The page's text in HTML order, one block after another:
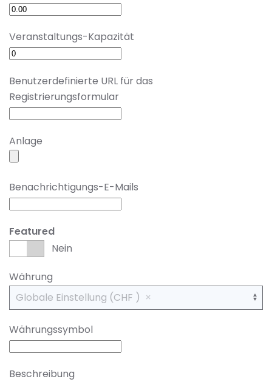
Veranstaltungs-Kapazität
Benutzerdefinierte URL für das
Registrierungsformular
Anlage
Benachrichtigungs-E-Mails
Featured
Nein
Währung
Globale Einstellung (CHF )
Währungssymbol
Beschreibung